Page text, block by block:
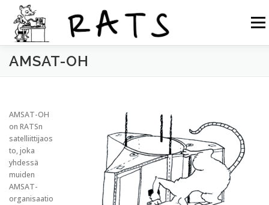
sisältöön
RATS TOIMINTA
RATS IN ENGLISH
AMSAT-OH
AMSAT-OH
on RATSn
satelliittijaos
to, joka
yhdessä
muiden
AMSAT-
organisaatio